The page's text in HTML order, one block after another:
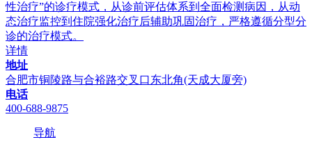
性治疗”的诊疗模式，从诊前评估体系到全面检测病因，从动
态治疗监控到住院强化治疗后辅助巩固治疗，严格遵循分型分
诊的治疗模式。
详情
地址
合肥市铜陵路与合裕路交叉口东北角(天成大厦旁)
电话
400-688-9875
导航